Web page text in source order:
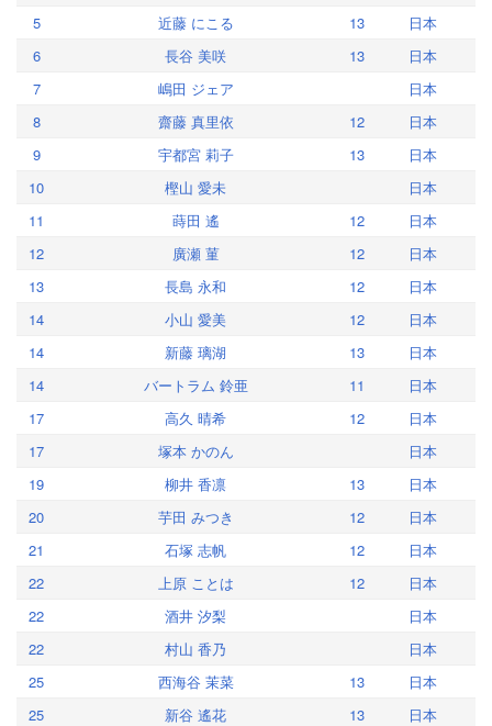
5 近藤 にこる 13
日本
6
長谷 美咲 13
日本
7
嶋田 ジェア
日本
8
齋藤 真里依 12
日本
9
宇都宮 莉子 13
日本
10
樫山 愛未
日本
11
蒔田 遙 12
日本
12
廣瀬 菫 12
日本
13
長島 永和 12
日本
14
小山 愛美 12
日本
14
新藤 璃湖 13
日本
14
バートラム 鈴亜 11
日本
17
高久 晴希 12
日本
17
塚本 かのん
日本
19
柳井 香凛 13
日本
20
芋田 みつき 12
日本
21
石塚 志帆 12
日本
22
上原 ことは 12
日本
22
酒井 汐梨
日本
22
村山 香乃
日本
25
西海谷 茉菜 13
日本
25
新谷 遙花 13
日本